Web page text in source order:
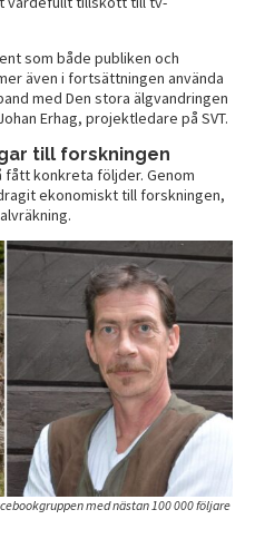
som både publiken och
även i fortsättningen använda
med Den stora älgvandringen
Erhag, projektledare på SVT.
till forskningen
fått konkreta följder. Genom
ekonomiskt till forskningen,
med nästan 100 000 följare